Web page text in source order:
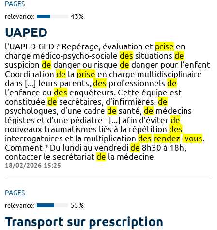
PAGES
relevance: 43%
UAPED
l'UAPED-GED ? Repérage, évaluation et prise en
charge médico-psycho-sociale des situations de
suspicion de danger ou risque de danger pour l’enfant
Coordination de la prise en charge multidisciplinaire
dans [...] leurs parents, des professionnels de
l’enfance ou des enquêteurs. Cette équipe est
constituée de secrétaires, d’infirmières, de
psychologues, d’une cadre de santé, de médecins
légistes et d’une pédiatre - [...] afin d’éviter de
nouveaux traumatismes liés à la répétition des
interrogatoires et la multiplication des rendez- vous.
Comment ? Du lundi au vendredi de 8h30 à 18h,
contacter le secrétariat de la médecine
18/02/2026 15:25
PAGES
relevance: 55%
Transport sur prescription